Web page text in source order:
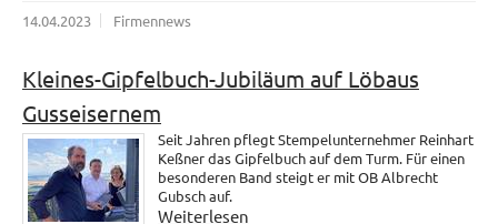
14.04.2023 Firmennews
Kleines-Gipfelbuch-Jubiläum auf Löbaus
Gusseisernem
Seit Jahren pflegt Stempelunternehmer Reinhart
Keßner das Gipfelbuch auf dem Turm. Für einen
besonderen Band steigt er mit OB Albrecht
Gubsch auf.
Weiterlesen